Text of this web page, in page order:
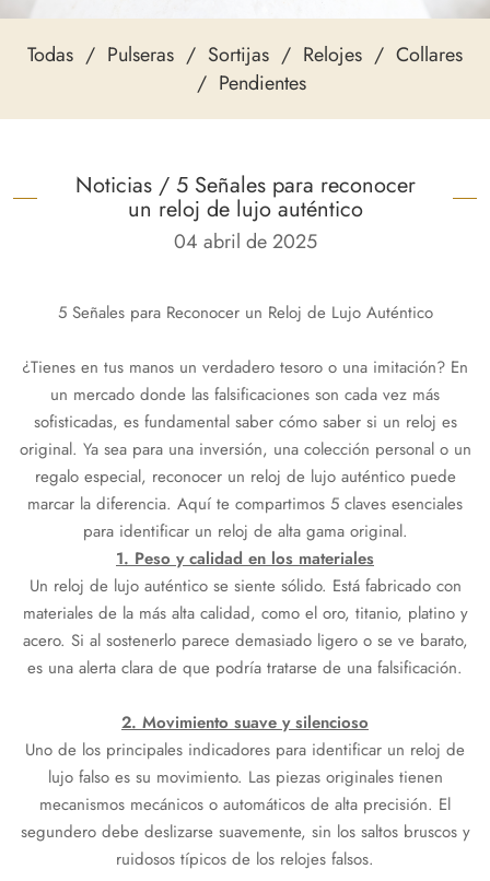
Todas Pulseras Sortijas Relojes
Collares
Pendientes
Noticias/ 5 Señales para reconocer
un reloj de lujo auténtico
04 abril de 2025
5 Señales para Reconocer un Reloj de Lujo Auténtico
¿Tienes en tus manos un verdadero tesoro o una imitación? En
un mercado donde las falsificaciones son cada vez más
sofisticadas, es fundamental saber cómo saber si un reloj es
original. Ya sea para una inversión, una colección personal o un
regalo especial, reconocer un reloj de lujo auténtico puede
marcar la diferencia. Aquí te compartimos 5 claves esenciales
para identificar un reloj de alta gama original.
1. Peso y calidad en los materiales
Un reloj de lujo auténtico se siente sólido. Está fabricado con
materiales de la más alta calidad, como el oro, titanio, platino y
acero. Si al sostenerlo parece demasiado ligero o se ve barato,
es una alerta clara de que podría tratarse de una falsificación.
2. Movimiento suave y silencioso
Uno de los principales indicadores para identificar un reloj de
lujo falso es su movimiento. Las piezas originales tienen
mecanismos mecánicos o automáticos de alta precisión. El
segundero debe deslizarse suavemente, sin los saltos bruscos y
ruidosos típicos de los relojes falsos.